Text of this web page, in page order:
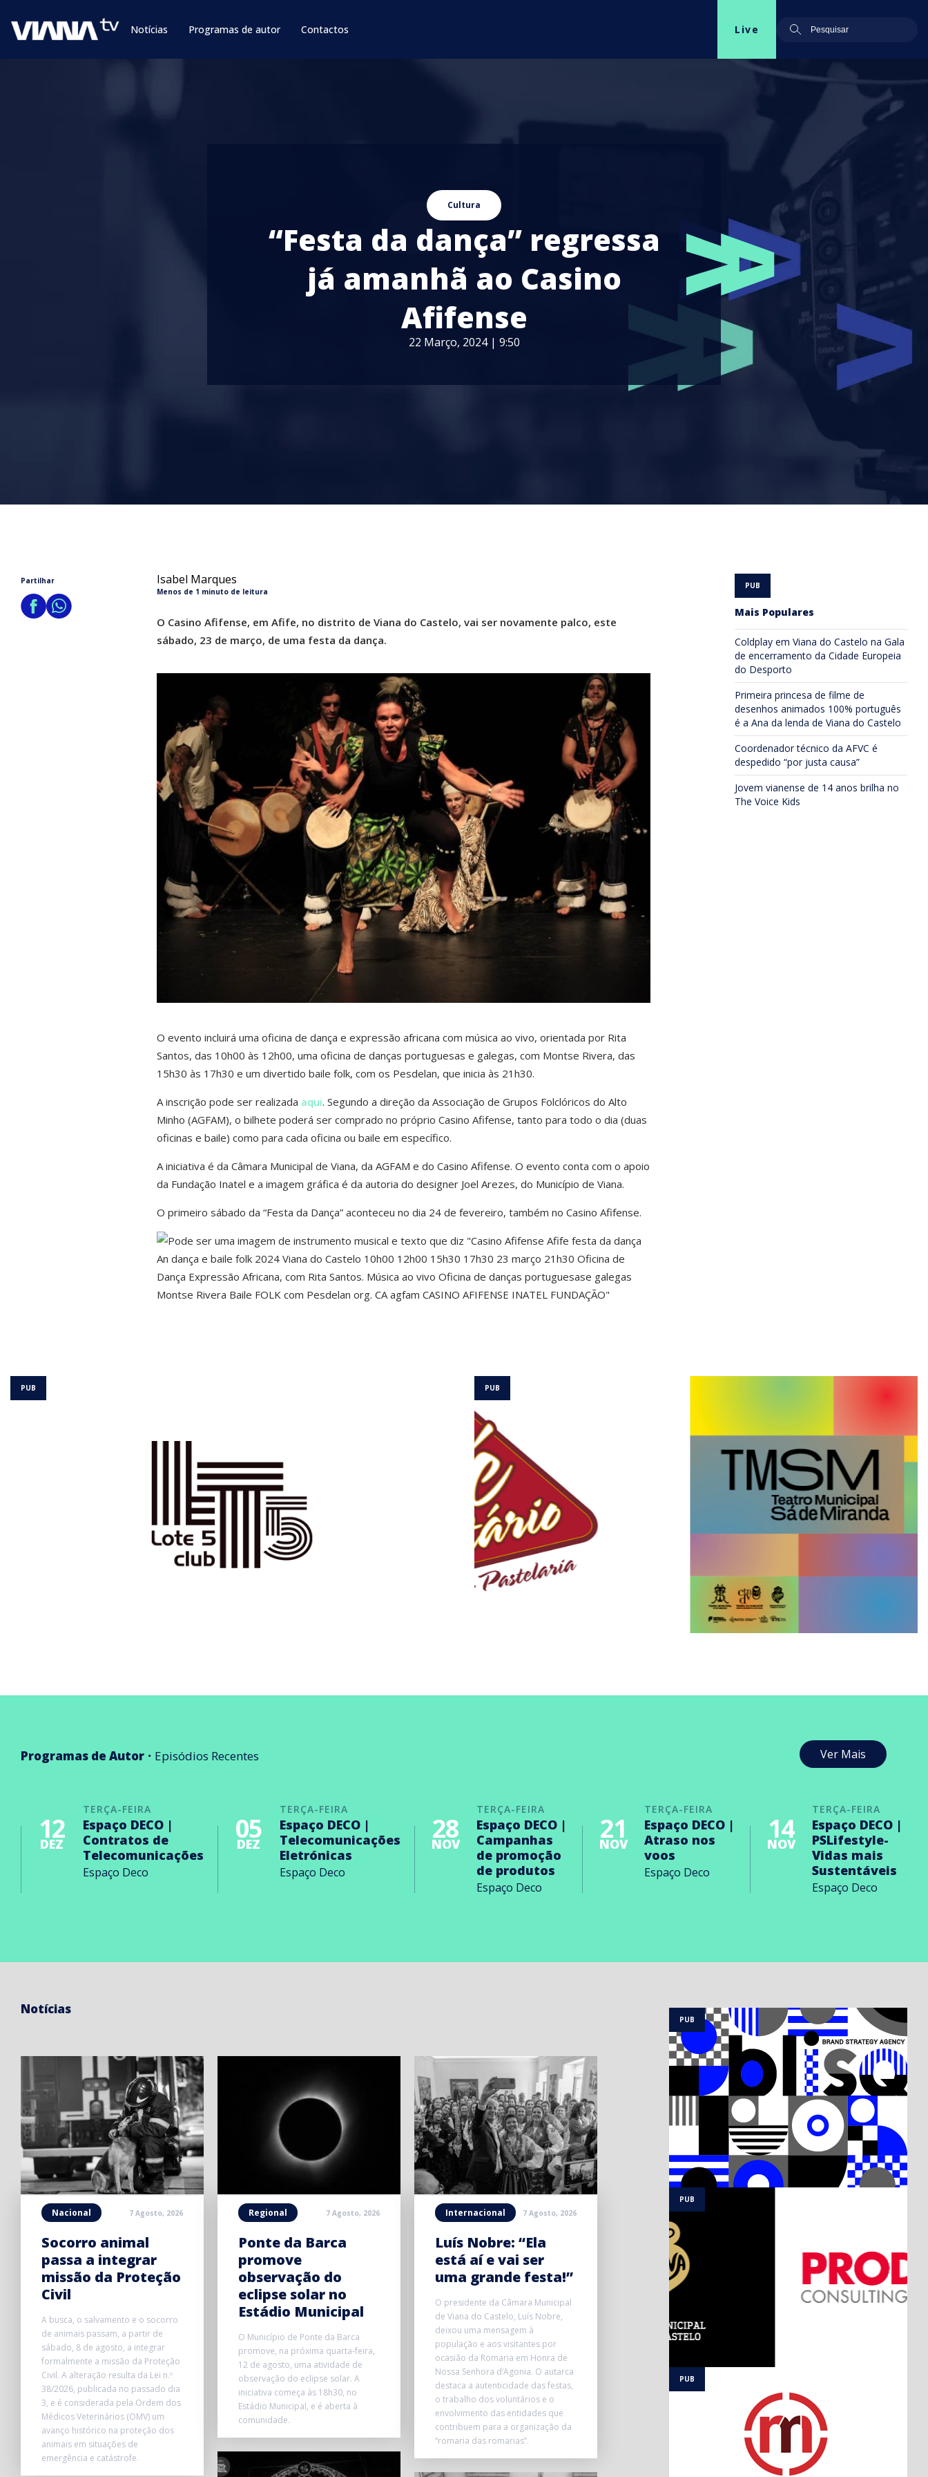
Notícias Programas de autor Contactos Live
Cultura
“Festa da dança” regressa
já amanhã ao Casino
Afifense
22 Março, 2024 | 9:50
Partilhar Isabel Marques
Menos de 1 minuto de leitura
O Casino Afifense, em Afife, no distrito de Viana do Castelo, vai ser novamente palco, este
sábado, 23 de março, de uma festa da dança.
O evento incluirá uma oficina de dança e expressão africana com música ao vivo, orientada por Rita
Santos, das 10h00 às 12h00, uma oficina de danças portuguesas e galegas, com Montse Rivera, das
15h30 às 17h30 e um divertido baile folk, com os Pesdelan, que inicia às 21h30.
A inscrição pode ser realizada aqui. Segundo a direção da Associação de Grupos Folclóricos do Alto
Minho (AGFAM), o bilhete poderá ser comprado no próprio Casino Afifense, tanto para todo o dia (duas
oficinas e baile) como para cada oficina ou baile em específico.
A iniciativa é da Câmara Municipal de Viana, da AGFAM e do Casino Afifense. O evento conta com o apoio
da Fundação Inatel e a imagem gráfica é da autoria do designer Joel Arezes, do Município de Viana.
O primeiro sábado da “Festa da Dança” aconteceu no dia 24 de fevereiro, também no Casino Afifense.
Mais Populares
Coldplay em Viana do Castelo na Gala
de encerramento da Cidade Europeia
do Desporto
Primeira princesa de filme de
desenhos animados 100% português
é a Ana da lenda de Viana do Castelo
Coordenador técnico da AFVC é
despedido “por justa causa”
Jovem vianense de 14 anos brilha no
The Voice Kids
Programas de Autor Episódios Recentes Ver Mais
TERÇA-FEIRA
12
DEZ
Espaço DECO |
Contratos de
Telecomunicações
Espaço Deco
TERÇA-FEIRA
05
DEZ
Espaço DECO |
Telecomunicações
Eletrónicas
Espaço Deco
TERÇA-FEIRA
28
NOV
Espaço DECO |
Campanhas
de promoção
de produtos
Espaço Deco
TERÇA-FEIRA
21
NOV
Espaço DECO |
Atraso nos
voos
Espaço Deco
TERÇA-FEIRA
14
NOV
Espaço DECO |
PSLifestyle-
Vidas mais
Sustentáveis
Espaço Deco
Notícias
Nacional 7 Agosto, 2026
Socorro animal
passa a integrar
missão da Proteção
Civil
A busca, o salvamento e o socorro
de animais passam, a partir de
sábado, 8 de agosto, a integrar
formalmente a missão da Proteção
Civil. A alteração resulta da Lei n.º
38/2026, publicada no passado dia
3, e é considerada pela Ordem dos
Médicos Veterinários (OMV) um
avanço histórico na proteção dos
animais em situações de
emergência e catástrofe.
Regional 7 Agosto, 2026
Ponte da Barca
promove
observação do
eclipse solar no
Estádio Municipal
O Município de Ponte da Barca
promove, na próxima quarta-feira,
12 de agosto, uma atividade de
observação do eclipse solar. A
iniciativa começa às 18h30, no
Estádio Municipal, e é aberta à
comunidade.
Internacional 7 Agosto, 2026
Luís Nobre: “Ela
está aí e vai ser
uma grande festa!”
O presidente da Câmara Municipal
de Viana do Castelo, Luís Nobre,
deixou uma mensagem à
população e aos visitantes por
ocasião da Romaria em Honra de
Nossa Senhora d’Agonia. O autarca
destaca a autenticidade das festas,
o trabalho dos voluntários e o
envolvimento das entidades que
contribuem para a organização da
“romaria das romarias”.